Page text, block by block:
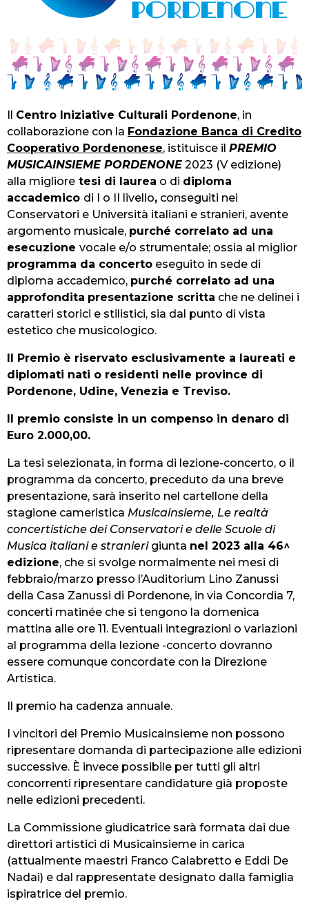
Il Centro Iniziative Culturali Pordenone, in
collaborazione con la Fondazione Banca di Credito
Cooperativo Pordenonese, istituisce il PREMIO
MUSICAINSIEME PORDENONE 2023 (V edizione)
alla migliore tesi di laurea o di diploma
accademico di I o II livello, conseguiti nei
Conservatori e Università italiani e stranieri, avente
argomento musicale, purché correlato ad una
esecuzione vocale e/o strumentale; ossia al miglior
programma da concerto eseguito in sede di
diploma accademico, purché correlato ad una
approfondita presentazione scritta che ne delinei i
caratteri storici e stilistici, sia dal punto di vista
estetico che musicologico.
Il Premio è riservato esclusivamente a laureati e
diplomati nati o residenti nelle province di
Pordenone, Udine, Venezia e Treviso.
Il premio consiste in un compenso in denaro di
Euro 2.000,00.
La tesi selezionata, in forma di lezione-concerto, o il
programma da concerto, preceduto da una breve
presentazione, sarà inserito nel cartellone della
stagione cameristica Musicainsieme, Le realtà
concertistiche dei Conservatori e delle Scuole di
Musica italiani e stranierigiunta nel 2023 alla 46^
edizione, che si svolge normalmente nei mesi di
febbraio/marzo presso l’Auditorium Lino Zanussi
della Casa Zanussi di Pordenone, in via Concordia 7,
concerti matinée che si tengono la domenica
mattina alle ore 11. Eventuali integrazioni o variazioni
al programma della lezione -concerto dovranno
essere comunque concordate con la Direzione
Artistica.
Il premio ha cadenza annuale.
I vincitori del Premio Musicainsieme non possono
ripresentare domanda di partecipazione alle edizioni
successive. È invece possibile per tutti gli altri
concorrenti ripresentare candidature già proposte
nelle edizioni precedenti.
La Commissione giudicatrice sarà formata dai due
direttori artistici di Musicainsieme in carica
(attualmente maestri Franco Calabretto e Eddi De
Nadai) e dal rappresentate designato dalla famiglia
ispiratrice del premio.